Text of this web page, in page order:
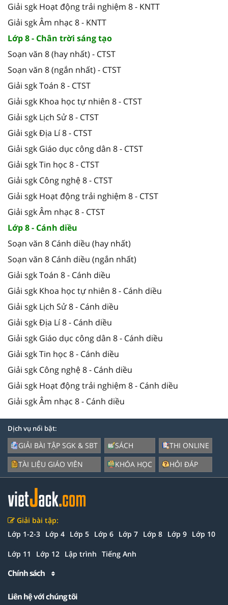
Giải sgk Hoạt động trải nghiệm 8 - KNTT
Giải sgk Âm nhạc 8 - KNTT
Lớp 8 - Chân trời sáng tạo
Soạn văn 8 (hay nhất) - CTST
Soạn văn 8 (ngắn nhất) - CTST
Giải sgk Toán 8 - CTST
Giải sgk Khoa học tự nhiên 8 - CTST
Giải sgk Lịch Sử 8 - CTST
Giải sgk Địa Lí 8 - CTST
Giải sgk Giáo dục công dân 8 - CTST
Giải sgk Tin học 8 - CTST
Giải sgk Công nghệ 8 - CTST
Giải sgk Hoạt động trải nghiệm 8 - CTST
Giải sgk Âm nhạc 8 - CTST
Lớp 8 - Cánh diều
Soạn văn 8 Cánh diều (hay nhất)
Soạn văn 8 Cánh diều (ngắn nhất)
Giải sgk Toán 8 - Cánh diều
Giải sgk Khoa học tự nhiên 8 - Cánh diều
Giải sgk Lịch Sử 8 - Cánh diều
Giải sgk Địa Lí 8 - Cánh diều
Giải sgk Giáo dục công dân 8 - Cánh diều
Giải sgk Tin học 8 - Cánh diều
Giải sgk Công nghệ 8 - Cánh diều
Giải sgk Hoạt động trải nghiệm 8 - Cánh diều
Giải sgk Âm nhạc 8 - Cánh diều
Dịch vụ nổi bật:
GIẢI BÀI TẬP SGK & SBT
TÀI LIỆU GIÁO VIÊN
SÁCH
KHÓA HỌC
THI ONLINE
HỎI ĐÁP
Giải bài tập:
Lớp 1-2-3 Lớp 4 Lớp 5 Lớp 6 Lớp 7 Lớp 8 Lớp 9 Lớp 10
Lớp 11 Lớp 12 Lập trình Tiếng Anh
Chính sách
Liên hệ với chúng tôi